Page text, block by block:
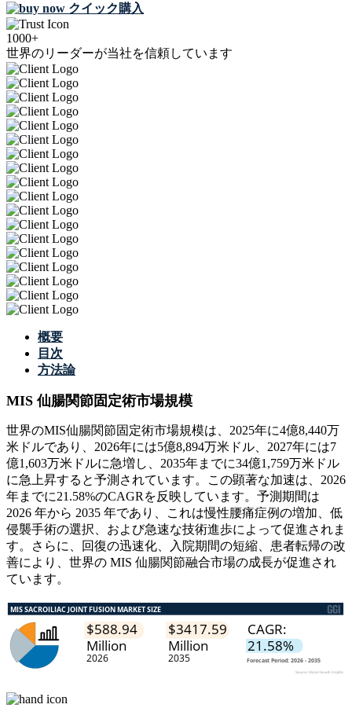
クイック購入
1000+
世界のリーダーが当社を信頼しています
概要
目次
方法論
MIS 仙腸関節固定術市場規模
世界のMIS仙腸関節固定術市場規模は、2025年に4億8,440万
米ドルであり、2026年には5億8,894万米ドル、2027年には7
億1,603万米ドルに急増し、2035年までに34億1,759万米ドル
に急上昇すると予測されています。この顕著な加速は、2026
年までに21.58%のCAGRを反映しています。予測期間は
2026 年から 2035 年であり、これは慢性腰痛症例の増加、低
侵襲手術の選択、および急速な技術進歩によって促進されま
す。さらに、回復の迅速化、入院期間の短縮、患者転帰の改
善により、世界の MIS 仙腸関節融合市場の成長が促進され
ています。